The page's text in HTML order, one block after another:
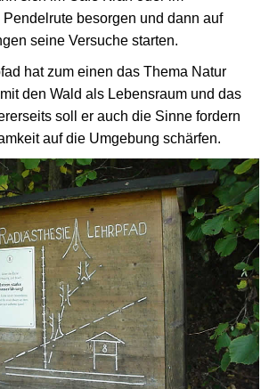
besorgen und dann auf
seine Versuche starten.
hat zum einen das Thema Natur
den Wald als Lebensraum und das
soll er auch die Sinne fordern
auf die Umgebung schärfen.